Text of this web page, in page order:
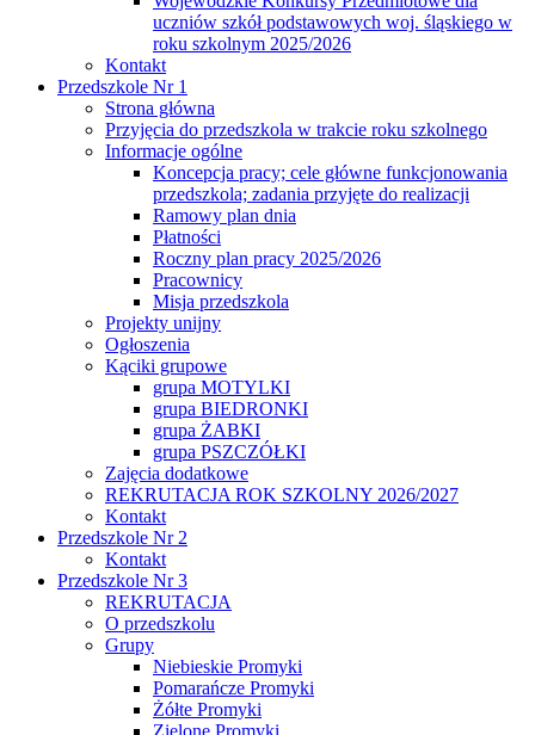
uczniów szkół podstawowych woj. śląskiego w
roku szkolnym 2025/2026
Kontakt
Przedszkole Nr 1
Strona główna
Przyjęcia do przedszkola w trakcie roku szkolnego
Informacje ogólne
Koncepcja pracy; cele główne funkcjonowania
przedszkola; zadania przyjęte do realizacji
Ramowy plan dnia
Płatności
Roczny plan pracy 2025/2026
Pracownicy
Misja przedszkola
Projekty unijny
Ogłoszenia
Kąciki grupowe
grupa MOTYLKI
grupa BIEDRONKI
grupa ŻABKI
grupa PSZCZÓŁKI
Zajęcia dodatkowe
REKRUTACJA ROK SZKOLNY 2026/2027
Kontakt
Przedszkole Nr 2
Kontakt
Przedszkole Nr 3
REKRUTACJA
O przedszkolu
Grupy
Niebieskie Promyki
Pomarańcze Promyki
Żółte Promyki
Zielone Promyki